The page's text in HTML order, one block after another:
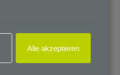
eingehend
Vermögens- und
lassen
nicht
Alle akzeptieren